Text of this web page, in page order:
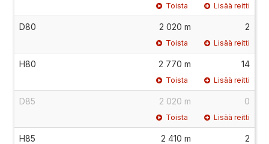
Toista Lisää reitti
D80 2 020 m 2
Toista Lisää reitti
H80 2 770 m 14
Toista Lisää reitti
D85 2 020 m 0
Toista Lisää reitti
H85 2 410 m 2